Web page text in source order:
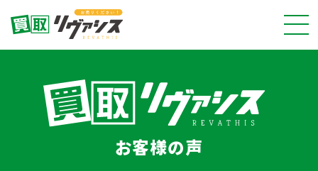
お客様の声